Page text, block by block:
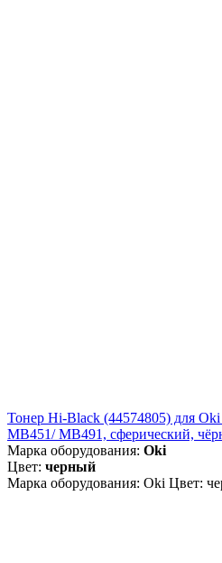
Тонер Hi-Black (44574805) для
MB451/ MB491, сферический,
Марка оборудования: Oki
Цвет: черный
Марка оборудования: Oki Цвет: